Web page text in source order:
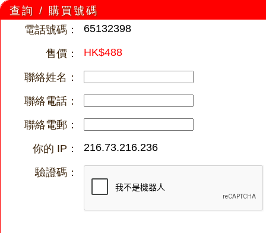
查詢 / 購買號碼
電話號碼：
65132398
售價： HK$488
聯絡姓名：
聯絡電話：
聯絡電郵：
你的 IP：
216.73.216.236
驗證碼：